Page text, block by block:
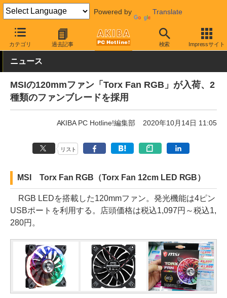
Powered by Translate
カテゴリ 過去記事 検索 Impressサイト
AKIBA PC Hotline! PCパーツ ファン関連製品 ケースファン
ニュース
MSIの120mmファン「Torx Fan RGB」が入荷、2
種類のファンブレードを採用
AKIBA PC Hotline!編集部 2020年10月14日 11:05
リスト
MSI Torx Fan RGB（Torx Fan 12cm LED RGB）
RGB LEDを搭載した120mmファン。発光機能は4ピン
USBポートを利用する。店頭価格は税込1,097円～税込1,
280円。